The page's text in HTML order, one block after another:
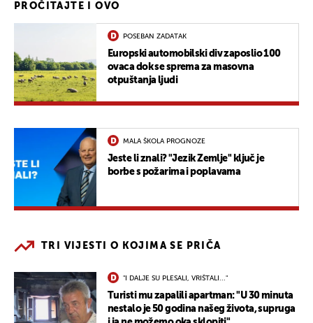
PROČITAJTE I OVO
POSEBAN ZADATAK
Europski automobilski div zaposlio 100
ovaca dok se sprema za masovna
otpuštanja ljudi
MALA ŠKOLA PROGNOZE
Jeste li znali? "Jezik Zemlje" ključ je
borbe s požarima i poplavama
TRI VIJESTI O KOJIMA SE PRIČA
"I DALJE SU PLESALI, VRIŠTALI..."
Turisti mu zapalili apartman: "U 30 minuta
nestalo je 50 godina našeg života, supruga